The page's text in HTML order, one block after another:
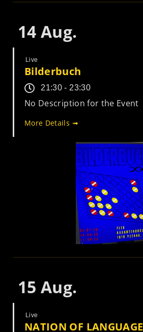
14 Aug.
Live
Bilderbuch
21:30 - 23:30
No Description for the Event
More Details ➟
15 Aug.
Live
NATION OF LANGUAGE